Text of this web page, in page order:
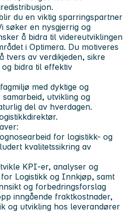
du en viktig sparringspartner
søker en nysgjerrig og
å bidra til videreutviklingen
i Optimera. Du motiveres
tvers av verdikjeden, sikre
bidra til effektiv
med dyktige og
utvikling og
del av hverdagen.
for logistikk- og
kvalitetssikring av
KPI-er, analyser og
Logistikk og Innkjøp, samt
og forbedringsforslag
inngående fraktkostnader,
og utvikling hos leverandører